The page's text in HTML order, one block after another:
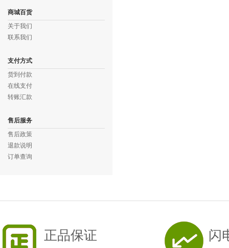
商城百货
关于我们
联系我们
支付方式
货到付款
在线支付
转账汇款
售后服务
售后政策
退款说明
订单查询
正品保证 闪